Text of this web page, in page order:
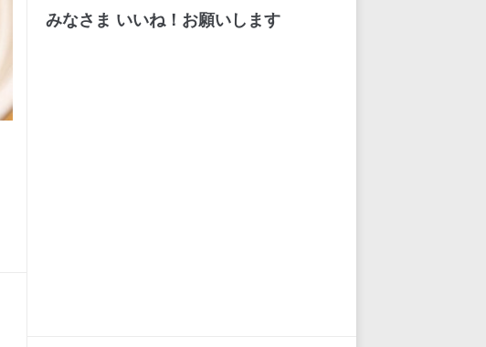
みなさま いいね！お願いします